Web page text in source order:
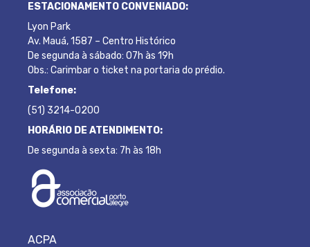
ESTACIONAMENTO CONVENIADO:
Lyon Park
Av. Mauá, 1587 – Centro Histórico
De segunda à sábado: 07h às 19h
Obs.: Carimbar o ticket na portaria do prédio.
Telefone:
(51) 3214-0200
HORÁRIO DE ATENDIMENTO:
De segunda à sexta: 7h às 18h
ACPA